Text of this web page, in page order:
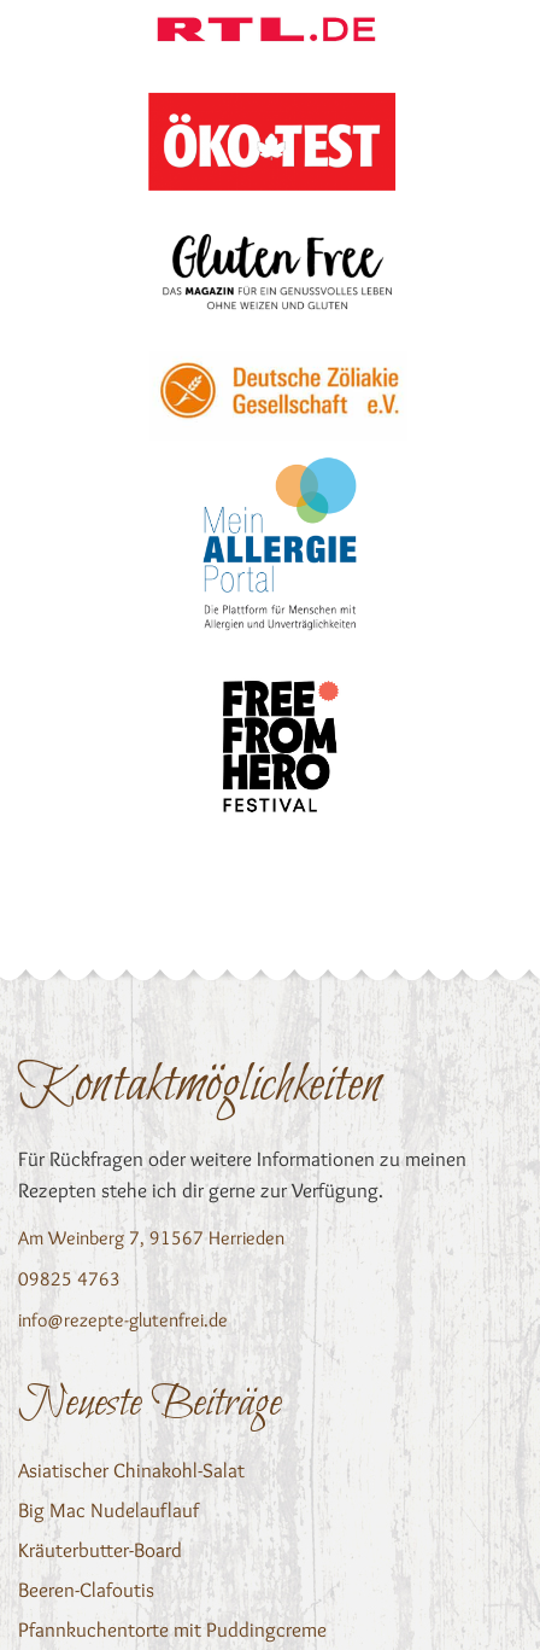
Kontaktmöglichkeiten
Für Rückfragen oder weitere Informationen zu meinen
Rezepten stehe ich dir gerne zur Verfügung.
Am Weinberg 7, 91567 Herrieden
09825 4763
info@rezepte-glutenfrei.de
Neueste Beiträge
Asiatischer Chinakohl-Salat
Big Mac Nudelauflauf
Kräuterbutter-Board
Beeren-Clafoutis
Pfannkuchentorte mit Puddingcreme